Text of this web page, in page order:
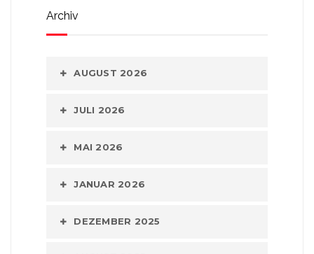
Archiv
AUGUST 2026
JULI 2026
MAI 2026
JANUAR 2026
DEZEMBER 2025